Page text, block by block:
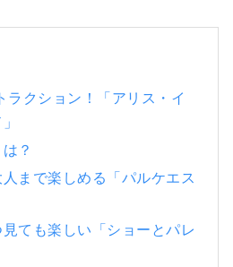
ラクション！「アリス・イ
？
まで楽しめる「パルケエス
ても楽しい「ショーとパレ